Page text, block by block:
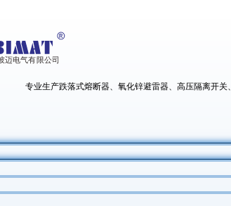
专业生产跌落式熔断器、氧化锌避雷器、高压隔离